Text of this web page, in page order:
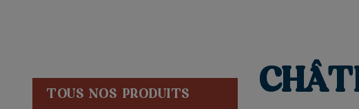
TOUS NOS PRODUITS